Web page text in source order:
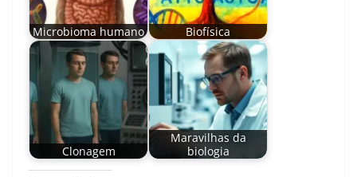
Microbioma humano Biofísica
Clonagem
Maravilhas da
biologia